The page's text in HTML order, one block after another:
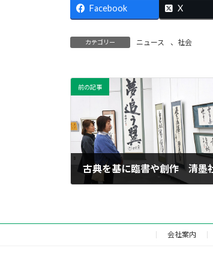
Facebook X
カテゴリー ニュース 、 社会
前の記事
古典を基に臨書や創作 清墨
会社案内